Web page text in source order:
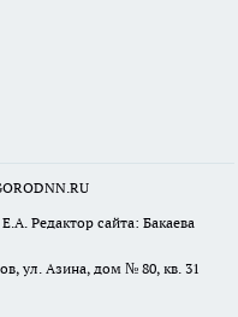
Редактор сайта: Бакаева
ул. Азина, дом № 80, кв. 31